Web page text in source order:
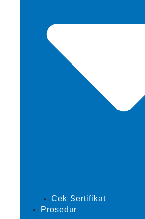
Cek Sertifikat
Prosedur